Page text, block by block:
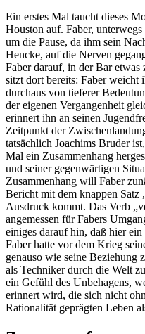
Ein erstes Mal taucht dieses
Houston auf. Faber,
um die Pause, da ihm sein
Hencke, auf die Nerven
Faber darauf, in der Bar
sitzt dort bereits: Faber weicht
durchaus von tieferer
der eigenen Vergangenheit
erinnert ihn an seinen
Zeitpunkt der
tatsächlich Joachims Bruder
Mal ein Zusammenhang
und seiner gegenwärtigen
Zusammenhang will Faber
Bericht mit dem knappen
Ausdruck kommt. Das Verb
angemessen für Fabers
einiges darauf hin, daß hier
Faber hatte vor dem Krieg
genauso wie seine Beziehung
als Techniker durch die Welt
ein Gefühl des Unbehagens,
erinnert wird, die sich nicht
Rationalität geprägten Leben